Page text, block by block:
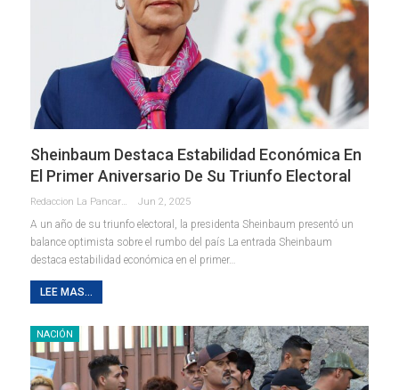
Sheinbaum Destaca Estabilidad Económica En
El Primer Aniversario De Su Triunfo Electoral
Redaccion La Pancarta De Quintana Roo Jun 2, 2025
A un año de su triunfo electoral, la presidenta Sheinbaum presentó un
balance optimista sobre el rumbo del país La entrada Sheinbaum
destaca estabilidad económica en el primer…
LEE MAS...
NACIÓN